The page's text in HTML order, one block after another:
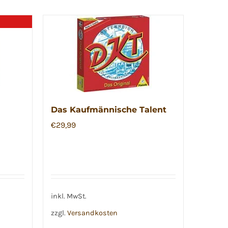
Das Kaufmännische Talent
€29,99
inkl. MwSt.
zzgl. Versandkosten